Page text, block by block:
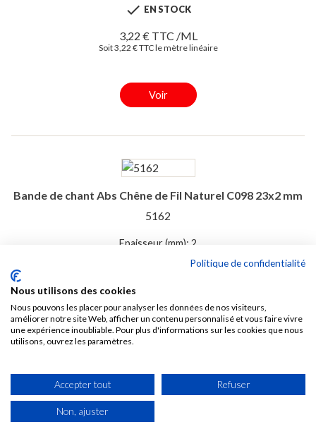
 EN STOCK
3,22 € TTC /ML
Soit 3,22 € TTC le mètre linéaire
Voir
Bande de chant Abs Chêne de Fil Naturel C098 23x2 mm
5162
Epaisseur (mm): 2
Largeur (mm): 23

4,37 € TTC /ML
Soit 4,37 € TTC le mètre linéaire
Voir
Politique de confidentialité
Nous utilisons des cookies
Nous pouvons les placer pour analyser les données de nos visiteurs,
améliorer notre site Web, afficher un contenu personnalisé et vous faire vivre
une expérience inoubliable. Pour plus d'informations sur les cookies que nous
utilisons, ouvrez les paramètres.
Accepter tout Refuser
Non, ajuster